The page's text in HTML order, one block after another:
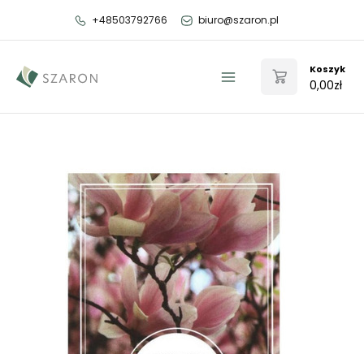
+48503792766 biuro@szaron.pl
Menu
Koszyk
0,00zł